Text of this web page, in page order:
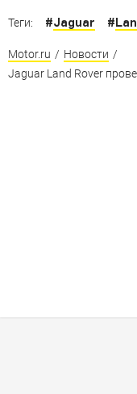
Теги: #Jaguar #
Motor.ru / Новости /
Jaguar Land Rover